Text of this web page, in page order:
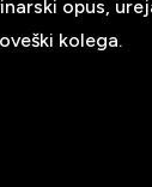
opus,
kolega.